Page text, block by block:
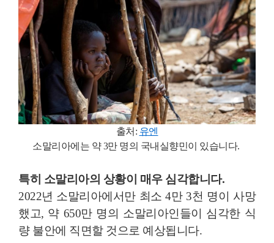
출처: 유엔
소말리아에는 약 3만 명의 국내실향민이 있습니다.
특히 소말리아의 상황이 매우 심각합니다.
2022년 소말리아에서만 최소 4만 3천 명이 사망
했고, 약 650만 명의 소말리아인들이 심각한 식
량 불안에 직면할 것으로 예상됩니다.